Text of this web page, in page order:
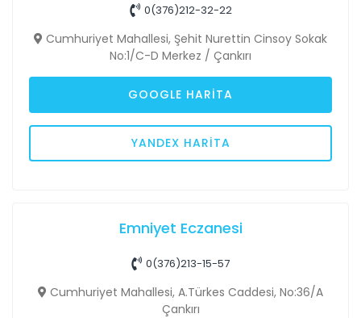
0(376)212-32-22
Cumhuriyet Mahallesi, Şehit Nurettin Cinsoy Sokak
No:1/C-D Merkez / Çankırı
GOOGLE HARITA
YANDEX HARITA
Emniyet Eczanesi
0(376)213-15-57
Cumhuriyet Mahallesi, A.Türkes Caddesi, No:36/A
Çankırı